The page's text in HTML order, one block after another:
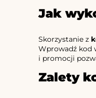
Jak
Skorzystanie z
Wprowadź kod
i promocji
Zalety